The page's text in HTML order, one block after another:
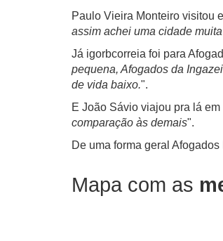
Paulo Vieira Monteiro visitou
assim achei uma cidade
Já igorbcorreia foi para
pequena, Afogados da
de vida baixo.".
E João Sávio viajou pra lá
comparação às demais".
De uma forma geral
Mapa com as